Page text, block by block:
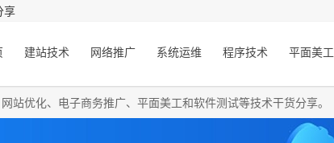
享
建站技术 网络推广 系统运维 程序技术 平面美工
站优化、电子商务推广、平面美工和软件测试等技术干货分享。